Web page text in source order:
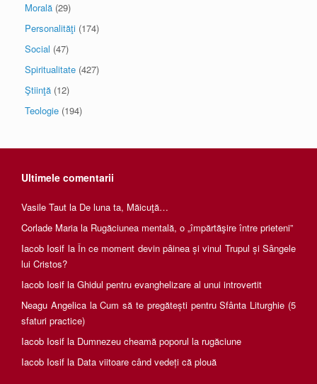
Morală (29)
Personalităţi (174)
Social (47)
Spiritualitate (427)
Ştiinţă (12)
Teologie (194)
Ultimele comentarii
Vasile Taut la De luna ta, Măicuţă…
Corlade Maria la Rugăciunea mentală, o „împărtăşire între prieteni”
Iacob Iosif la În ce moment devin pâinea și vinul Trupul și Sângele
lui Cristos?
Iacob Iosif la Ghidul pentru evanghelizare al unui introvertit
Neagu AngelicalaCum să te pregătești pentru Sfânta Liturghie (5
sfaturi practice)
Iacob Iosif la Dumnezeu cheamă poporul la rugăciune
Iacob Iosif la Data viitoare când vedeți că plouă